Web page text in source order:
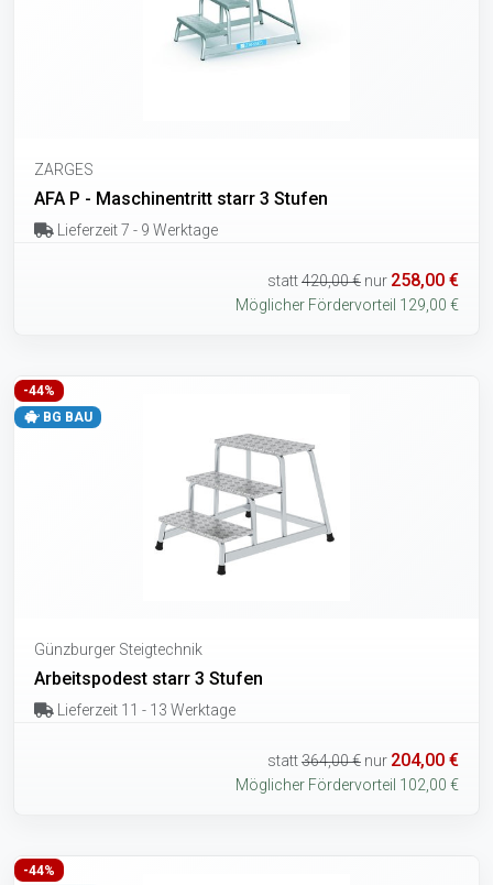
ZARGES
AFA P - Maschinentritt starr 3 Stufen
Lieferzeit 7 - 9 Werktage
statt420,00 € nur 258,00 €
Möglicher Fördervorteil 129,00 €
-44%
BG BAU
Günzburger Steigtechnik
Arbeitspodest starr 3 Stufen
Lieferzeit 11 - 13 Werktage
statt364,00 € nur 204,00 €
Möglicher Fördervorteil 102,00 €
-44%